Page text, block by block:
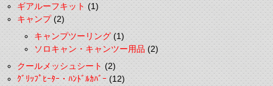
ギアルーフキット(1)
キャンプ(2)
キャンプツーリング(1)
ソロキャン・キャンツー用品(2)
クールメッシュシート(2)
ｸﾞﾘｯﾌﾟﾋｰﾀｰ・ﾊﾝﾄﾞﾙｶﾊﾞｰ(12)